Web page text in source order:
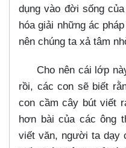
dụng vào đời sống
hóa giải những ác
nên chúng ta xả tâm
Cho nên cái lớp
rồi, các con sẽ biết
con cầm cây bút viết
hơn bài của các ông
viết văn, người ta dạy